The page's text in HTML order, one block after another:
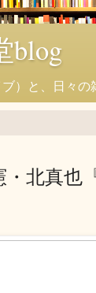
blog
）と、日々の
北真也